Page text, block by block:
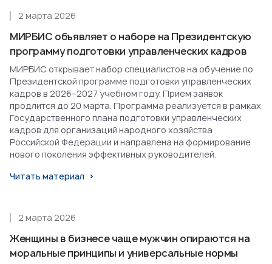
МИРБИС объявляет о наборе на Президентскую
программу подготовки управленческих кадров
2 марта 2026
МИРБИС открывает набор специалистов на обучение по
Президентской программе подготовки управленческих
кадров в 2026–2027 учебном году. Прием заявок
продлится до 20 марта. Программа реализуется в рамках
Государственного плана подготовки управленческих
кадров для организаций народного хозяйства
Российской Федерации и направлена на формирование
нового поколения эффективных руководителей.
Читать материал
Женщины в бизнесе чаще мужчин опираются на
моральные принципы и универсальные нормы
2 марта 2026